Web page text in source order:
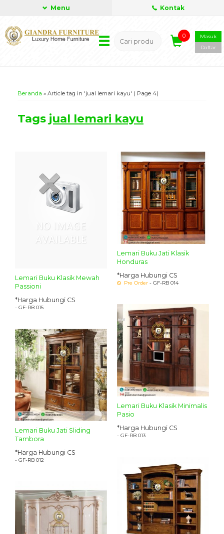
Menu Kontak
0
Masuk
Daftar
Beranda » Article tag in 'jual lemari kayu' ( Page 4)
Tags jual lemari kayu
Lemari Buku Klasik Mewah
Passioni
*Harga Hubungi CS
- GF-RB 015
Lemari Buku Jati Klasik
Honduras
*Harga Hubungi CS
Pre Order - GF-RB 014
Lemari Buku Klasik Minimalis
Pasio
*Harga Hubungi CS
- GF-RB 013
Lemari Buku Jati Sliding
Tambora
*Harga Hubungi CS
- GF-RB 012